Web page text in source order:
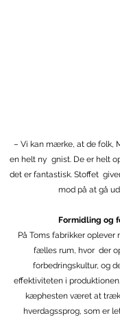
– Vi kan mærke, at de folk,
en helt ny gnist. De er helt
det er fantastisk. Stoffet
mod på at gå
Formidling og
På Toms fabrikker oplever
fælles rum, hvor der
forbedringskultur, og
effektiviteten i
kæphesten været at
hverdagssprog, som er